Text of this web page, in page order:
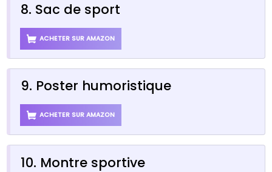
8. Sac de sport
ACHETER SUR AMAZON
9. Poster humoristique
ACHETER SUR AMAZON
10. Montre sportive